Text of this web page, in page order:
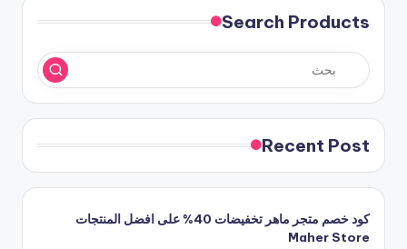
Search Products
Recent Post
كود خصم متجر ماهر تخفيضات 40% على افضل المنتجات
Maher Store